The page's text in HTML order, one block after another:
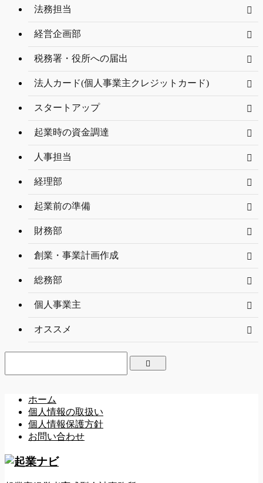
法務担当
経営企画部
税務署・役所への届出
法人カード(個人事業主クレジットカード)
スタートアップ
起業時の資金調達
人事担当
経理部
起業前の準備
財務部
創業・事業計画作成
総務部
個人事業主
オススメ
ホーム
個人情報の取扱い
個人情報保護方針
お問い合わせ